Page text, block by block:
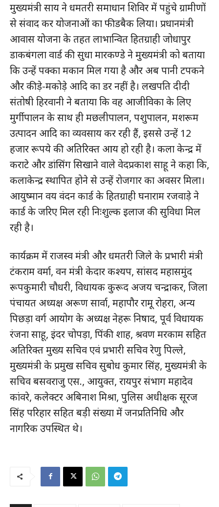
मुख्यमंत्री साय ने धमतरी समाधान शिविर में पहुंचे ग्रामीणों
से संवाद कर योजनाओं का फीडबैक लिया। प्रधानमंत्री
आवास योजना के तहत लाभान्वित हितग्राही जोधापुर
डाकबंगला वार्ड की सुधा मारकण्डे ने मुख्यमंत्री को बताया
कि उन्हें पक्का मकान मिल गया है और अब पानी टपकने
और कीड़े-मकोड़े आदि का डर नहीं है। लखपति दीदी
संतोषी हिरवानी ने बताया कि वह आजीविका के लिए
मुर्गीपालन के साथ ही मछलीपालन, पशुपालन, मशरूम
उत्पादन आदि का व्यवसाय कर रही हैं, इससे उन्हें 12
हजार रूपये की अतिरिक्त आय हो रही है। कला केन्द्र में
कराटे और डांसिंग सिखाने वाले वेदप्रकाश साहू ने कहा कि,
कलाकेन्द्र स्थापित होने से उन्हें रोजगार का अवसर मिला।
आयुष्मान वय वंदन कार्ड के हितग्राही घनाराम रजवाड़े ने
कार्ड के जरिए मिल रही निःशुल्क इलाज की सुविधा मिल
रही है।
कार्यक्रम में राजस्व मंत्री और धमतरी जिले के प्रभारी मंत्री
टंकराम वर्मा, वन मंत्री केदार कश्यप, सांसद महासमुंद
रूपकुमारी चौधरी, विधायक कुरूद अजय चन्द्राकर, जिला
पंचायत अध्यक्ष अरूण सार्वा, महापौर रामू रोहरा, अन्य
पिछड़ा वर्ग आयोग के अध्यक्ष नेहरू निषाद, पूर्व विधायक
रंजना साहू, इंदर चोपड़ा, पिंकी शाह, श्रवण मरकाम सहित
अतिरिक्त मुख्य सचिव एवं प्रभारी सचिव रेणु पिल्ले,
मुख्यमंत्री के प्रमुख सचिव सुबोध कुमार सिंह, मुख्यमंत्री के
सचिव बसवराजु एस., आयुक्त, रायपुर संभाग महादेव
कांवरे, कलेक्टर अबिनाश मिश्रा, पुलिस अधीक्षक सूरज
सिंह परिहार सहित बड़ी संख्या में जनप्रतिनिधि और
नागरिक उपस्थित थे।